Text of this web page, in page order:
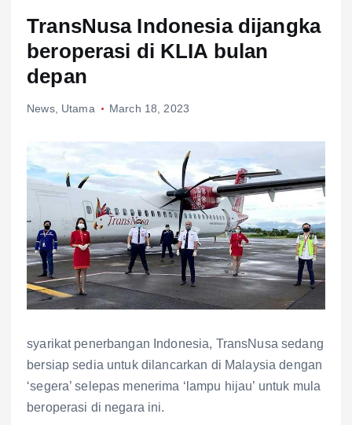
TransNusa Indonesia dijangka
beroperasi di KLIA bulan
depan
News, Utama March 18, 2023
syarikat penerbangan Indonesia, TransNusa sedang
bersiap sedia untuk dilancarkan di Malaysia dengan
‘segera’ selepas menerima ‘lampu hijau’ untuk mula
beroperasi di negara ini.